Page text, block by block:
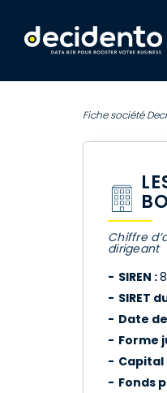
Fiche société
Chiffre
dirigeant
SIREN :
SIRET
Date
Forme
Capital
Fonds